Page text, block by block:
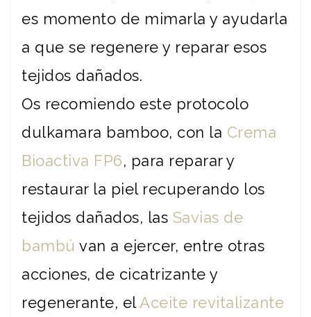
es momento de mimarla y ayudarla
a que se regenere y reparar esos
tejidos dañados.
Os recomiendo este protocolo
dulkamara bamboo, con la Crema
Bioactiva FP6, para reparar y
restaurar la piel recuperando los
tejidos dañados, las Savias de
bambú van a ejercer, entre otras
acciones, de cicatrizante y
regenerante, el Aceite revitalizante